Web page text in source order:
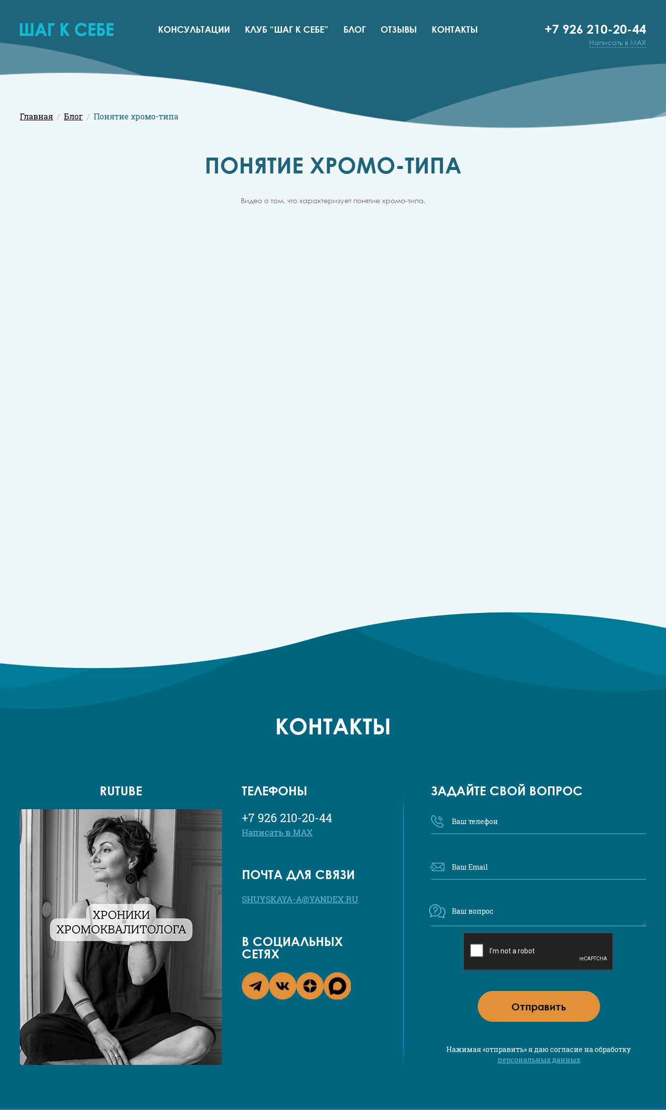
КОНСУЛЬТАЦИИ КЛУБ “ШАГ К СЕБЕ” БЛОГ ОТЗЫВЫ КОНТАКТЫ +7 926 210-20-44
Написать в MAX
Главная Блог Понятие хромо-типа
ПОНЯТИЕ ХРОМО-ТИПА
Видео о том, что характеризует понятие хромо-типа.
КОНТАКТЫ
RUTUBE ТЕЛЕФОНЫ
+7 926 210-20-44
Написать в MAX
ПОЧТА ДЛЯ СВЯЗИ
SHUYSKAYA-A@YANDEX.RU
В СОЦИАЛЬНЫХ
СЕТЯХ
ЗАДАЙТЕ СВОЙ ВОПРОС
Отправить
Нажимая «отправить» я даю согласие на обработку
персональных данных